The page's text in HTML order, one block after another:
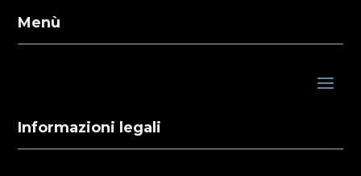
Menù
Informazioni legali